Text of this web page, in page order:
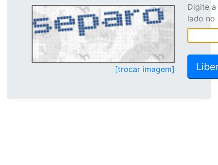
[trocar imagem]
Digite
lado no